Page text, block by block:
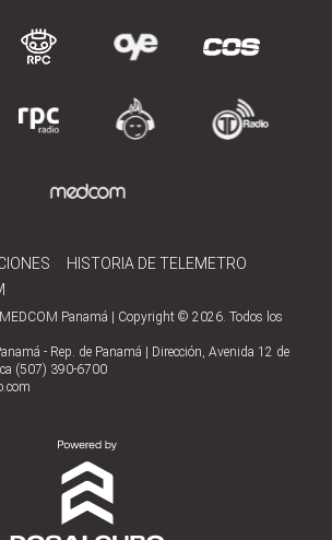
HISTORIA DE TELEMETRO
Panamá | Copyright © 2026. Todos los
- Rep. de Panamá | Dirección, Avenida 12 de
(507) 390-6700